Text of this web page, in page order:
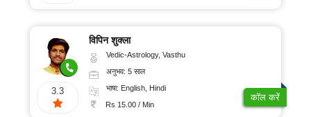
3.3
विपिन शुक्ला
Vedic-Astrology, Vasthu
अनुभव: 5 साल
भाषा: English, Hindi
Rs 15.00 / Min
कॉल करें